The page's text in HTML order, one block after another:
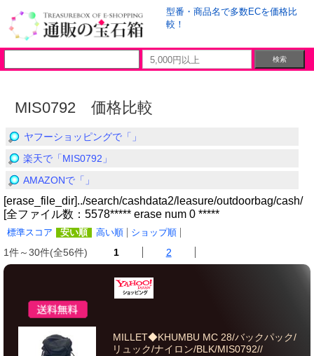
型番・商品名で多数ECを価格比
較！
MIS0792 価格比較
ヤフーショッピングで「」
楽天で「MIS0792」
AMAZONで「」
[erase_file_dir]../search/cashdata2/leasure/outdoorbag/cash/
[全ファイル数：5578***** erase num 0 *****
標準スコア 安い順 高い順 ショップ順
1件～30件(全56件) 1 2
MILLET◆KHUMBU MC 28/バックパック/
リュック/ナイロン/BLK/MIS0792//